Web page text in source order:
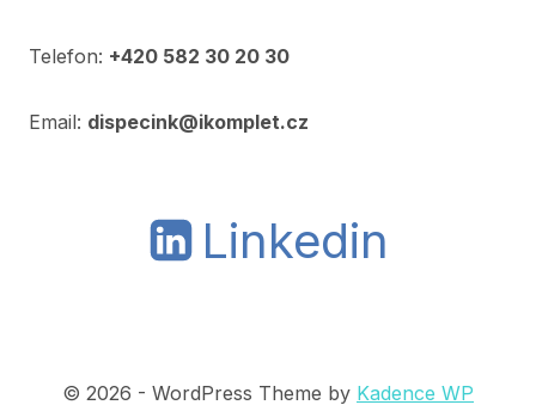
Telefon: +420 582 30 20 30
Email: dispecink@ikomplet.cz
Linkedin
© 2026 - WordPress Theme by Kadence WP